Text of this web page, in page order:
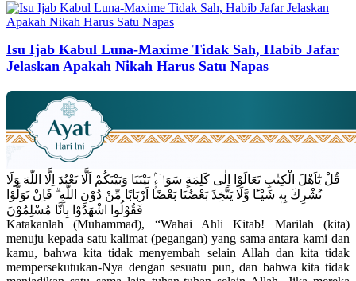
Isu Ijab Kabul Luna-Maxime Tidak Sah, Habib Jafar
Jelaskan Apakah Nikah Harus Satu Napas
قُلْ يٰٓاَهْلَ الْكِتٰبِ تَعَالَوْا اِلٰى كَلِمَةٍ سَوَاۤءٍۢ بَيْنَنَا وَبَيْنَكُمْ اَلَّا نَعْبُدَ اِلَّا اللّٰهَ وَلَا
نُشْرِكَ بِهٖ شَيْـًٔا وَّلَا يَتَّخِذَ بَعْضُنَا بَعْضًا اَرْبَابًا مِّنْ دُوْنِ اللّٰهِ ۗ فَاِنْ تَوَلَّوْا
فَقُوْلُوا اشْهَدُوْا بِاَنَّا مُسْلِمُوْنَ
Katakanlah (Muhammad), “Wahai Ahli Kitab! Marilah (kita)
menuju kepada satu kalimat (pegangan) yang sama antara kami dan
kamu, bahwa kita tidak menyembah selain Allah dan kita tidak
mempersekutukan-Nya dengan sesuatu pun, dan bahwa kita tidak